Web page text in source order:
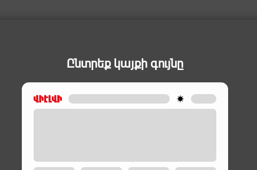
Ընտրեք կայքի գույնը